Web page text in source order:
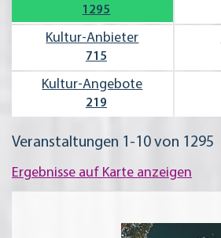
1295
Kultur-Anbieter
715
Kultur-Angebote
219
Veranstaltungen 1-10 von 1295
Ergebnisse auf Karte anzeigen